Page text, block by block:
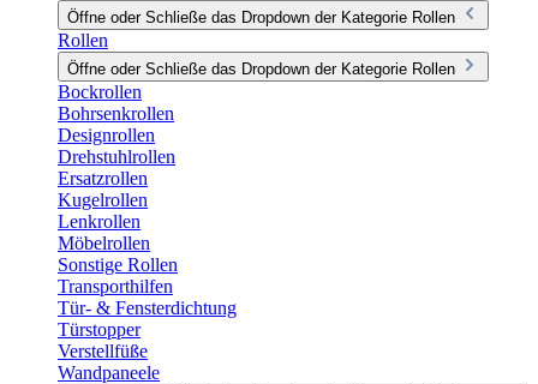
Öffne oder Schließe das Dropdown der Kategorie Rollen
Rollen
Öffne oder Schließe das Dropdown der Kategorie Rollen
Bockrollen
Bohrsenkrollen
Designrollen
Drehstuhlrollen
Ersatzrollen
Kugelrollen
Lenkrollen
Möbelrollen
Sonstige Rollen
Transporthilfen
Tür- & Fensterdichtung
Türstopper
Verstellfüße
Wandpaneele